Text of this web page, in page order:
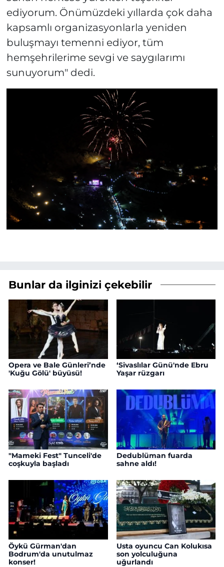
ediyorum. Önümüzdeki yıllarda çok daha
kapsamlı organizasyonlarla yeniden
buluşmayı temenni ediyor, tüm
hemşehrilerime sevgi ve saygılarımı
sunuyorum" dedi.
Bunlar da ilginizi çekebilir
Opera ve Bale Günleri’nde
'Kuğu Gölü' büyüsü!
‘Sivaslılar Günü'nde Ebru
Yaşar rüzgarı
"Mameki Fest" Tunceli'de
coşkuyla başladı
Dedublüman fuarda
sahne aldı!
Öykü Gürman'dan
Bodrum'da unutulmaz
konser!
Usta oyuncu Can Kolukısa
son yolculuğuna
uğurlandı